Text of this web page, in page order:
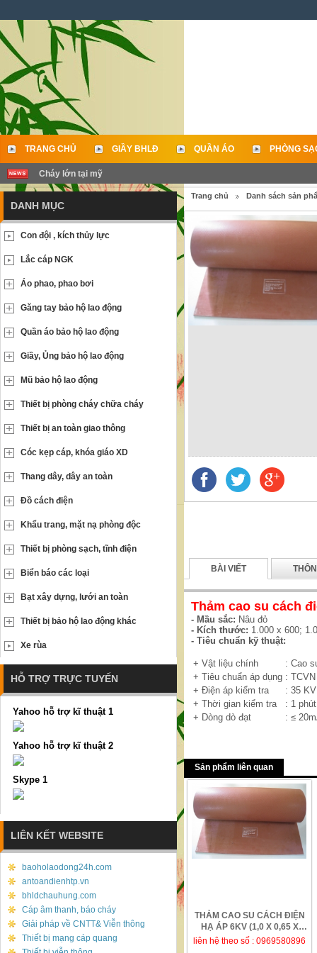
TRANG CHỦ GIẦY BHLĐ QUẦN ÁO PHÒNG
LIÊN HỆ
Cháy lớn tại mỹ
Trang chủ Danh sách sản
BÀI VIẾT
Thảm cao su cách
- Mầu sắc: Nâu đỏ
- Kích thước: 1.000 x 600;
- Tiêu chuẩn kỹ thuật:
+ Vật liệu chính : Cao
+ Tiêu chuẩn áp dụng :
+ Điện áp kiểm tra
: 35 KV
+ Thời gian kiểm tra
: 1 phút
+ Dòng dò đạt
: ≤
Sản phẩm liên quan
THẢM CAO SU CÁCH ĐIỆN
HẠ ÁP 6KV (1,0 X 0,65 X
0,06)M
liên hệ theo số : 0969580896
DANH MỤC
Con đội , kích thủy lực
Lắc cáp NGK
Áo phao, phao bơi
Găng tay bảo hộ lao động
Quần áo bảo hộ lao động
Giầy, Ủng bảo hộ lao động
Mũ bảo hộ lao động
Thiết bị phòng cháy chữa cháy
Thiết bị an toàn giao thông
Cóc kẹp cáp, khóa giáo XD
Thang dây, dây an toàn
Đồ cách điện
Khẩu trang, mặt nạ phòng độc
Thiết bị phòng sạch, tĩnh điện
Biển báo các loại
Bạt xây dựng, lưới an toàn
Thiết bị bảo hộ lao động khác
Xe rùa
HỖ TRỢ TRỰC TUYẾN
Yahoo hỗ trợ kĩ thuật 1
Yahoo hỗ trợ kĩ thuật 2
Skype 1
LIÊN KẾT WEBSITE
baoholaodong24h.com
antoandienhtp.vn
bhldchauhung.com
Cáp âm thanh, báo cháy
Giải pháp về CNTT& Viễn thông
Thiết bị mạng cáp quang